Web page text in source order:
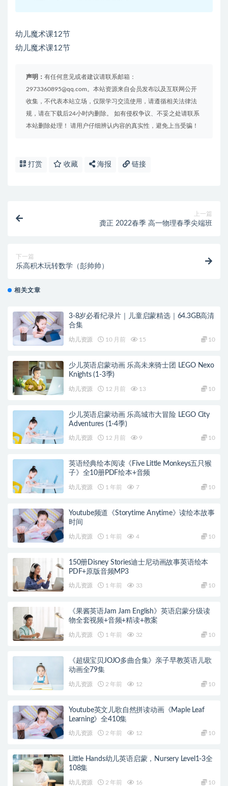
幼儿魔术课12节
幼儿魔术课12节
声明： 有任何意见或者建议请联系邮箱：
2973360895@qq.com。本站资源来自会员发布以及互联网公开
收集，不代表本站立场，仅限学习交流使用，请遵循相关法律法
规，请在下载后24小时内删除。 如有侵权争议、不妥之处请联系
本站删除处理！ 请用户仔细辨认内容的真实性，避免上当受骗！
打赏 收藏 海报 链接
上一篇
龚正 2022春季 高一物理春季尖端班
下一篇
乐高积木玩转数学（彭帅帅）
相关文章
3-8岁必看纪录片｜儿童启蒙精选｜64.3GB高清
合集
幼儿资源 10 月前 15 10
少儿英语启蒙动画 乐高未来骑士团 LEGO Nexo
Knights (1-3季)
幼儿资源 12 月前 13 10
少儿英语启蒙动画 乐高城市大冒险 LEGO City
Adventures (1-4季)
幼儿资源 12 月前 9 10
英语经典绘本阅读《Five Little Monkeys五只猴
子》全10册PDF绘本+音频
幼儿资源 1 年前 7 10
Youtube频道《Storytime Anytime》读绘本故事
时间
幼儿资源 1 年前 4 10
150册Disney Stories迪士尼动画故事英语绘本
PDF+原版音频MP3
幼儿资源 1 年前 33 10
《果酱英语Jam Jam English》英语启蒙分级读
物全套视频+音频+精读+教案
幼儿资源 1 年前 32 10
《超级宝贝JOJO多曲合集》亲子早教英语儿歌
动画全79集
幼儿资源 2 年前 12 10
Youtube英文儿歌自然拼读动画《Maple Leaf
Learning》全410集
幼儿资源 2 年前 12 10
Little Hands幼儿英语启蒙，Nursery Level1-3全
108集
幼儿资源 2 年前 16 10